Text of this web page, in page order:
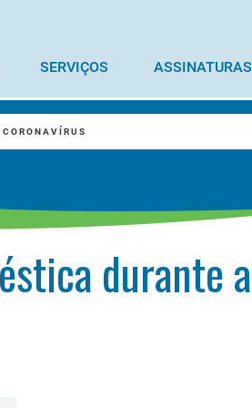
SERVIÇOS ASSINATURAS
durante